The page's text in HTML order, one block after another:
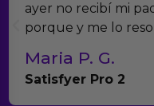
saber el